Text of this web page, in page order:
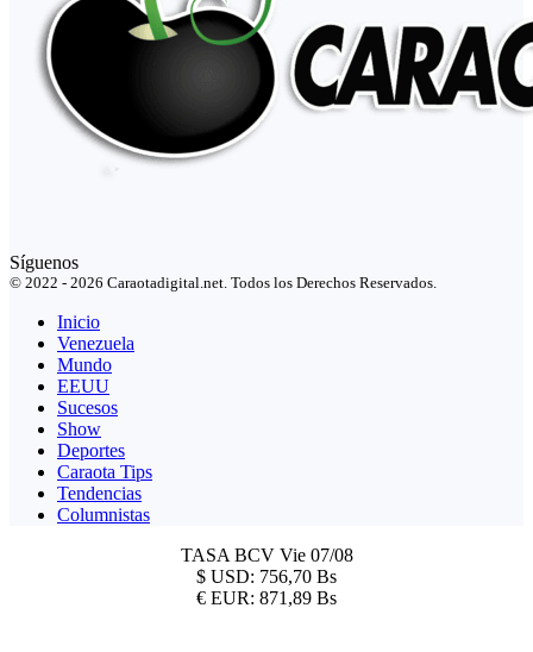
Síguenos
© 2022 - 2026 Caraotadigital.net. Todos los Derechos Reservados.
Inicio
Venezuela
Mundo
EEUU
Sucesos
Show
Deportes
Caraota Tips
Tendencias
Columnistas
TASA BCV Vie 07/08
$ USD: 756,70 Bs
€ EUR: 871,89 Bs